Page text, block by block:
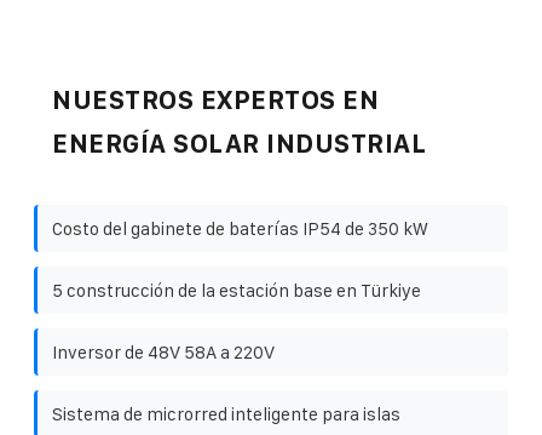
NUESTROS EXPERTOS EN
ENERGÍA SOLAR INDUSTRIAL
Costo del gabinete de baterías IP54 de 350 kW
5 construcción de la estación base en Türkiye
Inversor de 48V 58A a 220V
Sistema de microrred inteligente para islas